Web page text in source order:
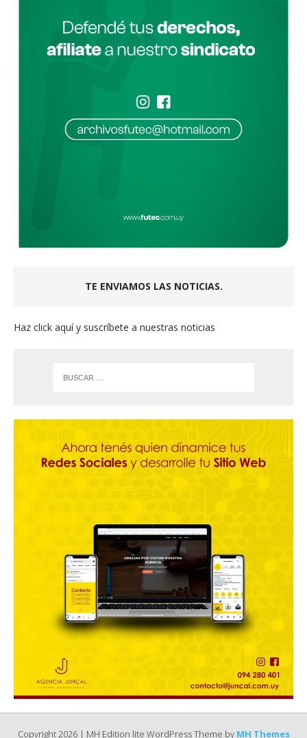
TE ENVIAMOS LAS NOTICIAS.
Haz click aquí y suscríbete a nuestras noticias
Copyright 2026 | MH Edition lite WordPress Theme by MH Themes